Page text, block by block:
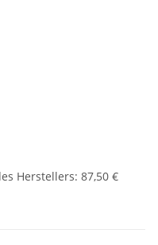
Herstellers: 87,50 €